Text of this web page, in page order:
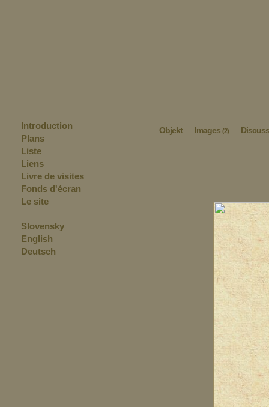
Objekt Images (2)
Introduction
Plans
Liste
Liens
Livre de visites
Fonds d'écran
Le site
Slovensky
English
Deutsch